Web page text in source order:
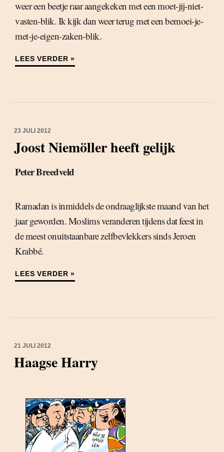
weer een beetje raar aangekeken met een moet-jij-niet-
vasten-blik. Ik kijk dan weer terug met een bemoei-je-
met-je-eigen-zaken-blik.
LEES VERDER »
23 JULI 2012
Joost Niemöller heeft gelijk
Peter Breedveld
Ramadan is inmiddels de ondraaglijkste maand van het
jaar geworden. Moslims veranderen tijdens dat feest in
de meest onuitstaanbare zelfbevlekkers sinds Jeroen
Krabbé.
LEES VERDER »
21 JULI 2012
Haagse Harry